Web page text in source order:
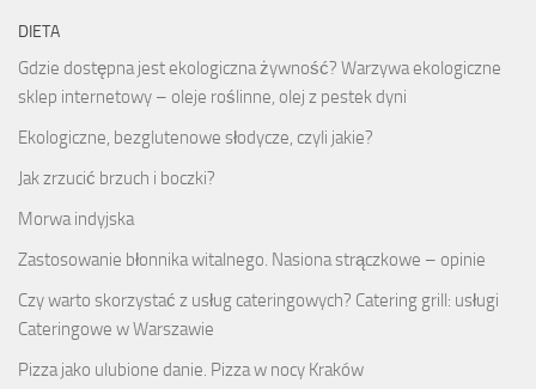
DIETA
Gdzie dostępna jest ekologiczna żywność? Warzywa ekologiczne
sklep internetowy – oleje roślinne, olej z pestek dyni
Ekologiczne, bezglutenowe słodycze, czyli jakie?
Jak zrzucić brzuch i boczki?
Morwa indyjska
Zastosowanie błonnika witalnego. Nasiona strączkowe – opinie
Czy warto skorzystać z usług cateringowych? Catering grill: usługi
Cateringowe w Warszawie
Pizza jako ulubione danie. Pizza w nocy Kraków